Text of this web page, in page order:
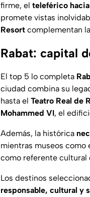
firme, el teleférico
promete vistas
Resort complementan
Rabat: capital
El top 5 lo completa
ciudad combina su
hasta el Teatro Real de
Mohammed VI, el
Además, la histórica
mientras museos como
como referente cultural
Los destinos
responsable, cultural y